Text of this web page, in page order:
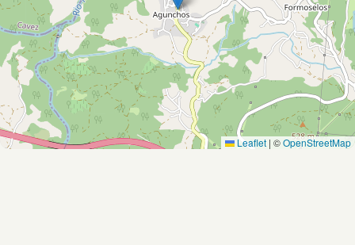
Leaflet | ©OpenStreetMap